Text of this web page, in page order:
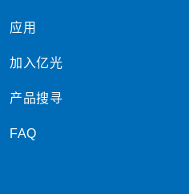
应用
加入亿光
产品搜寻
FAQ